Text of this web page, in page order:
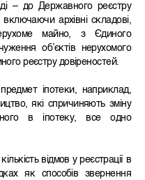
– до Державного реєстру
архівні складові,
майно, з Єдиного
об’єктів нерухомого
реєстру довіреностей.
іпотеки, наприклад,
які спричиняють зміну
в іпотеку, все одно
відмов у реєстрації в
як способів звернення